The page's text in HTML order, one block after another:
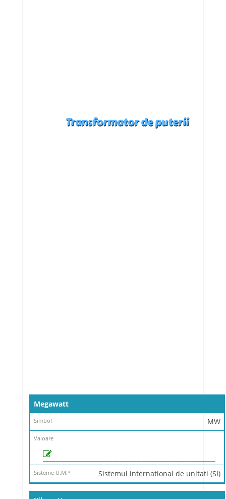
Transformator de puterii
Denumire
Simbol
Valoare
Sisteme
U.M.*
Megawatt
MW
Sistemul international de unitati (SI)